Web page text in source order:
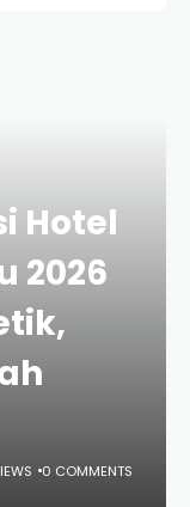
Hotel
2026
0 COMMENTS